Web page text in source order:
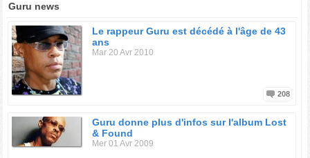
Guru news
Le rappeur Guru est décédé à l'âge de 43
ans
Mar 20 Avr 2010
208
Guru donne plus d'infos sur l'album Lost
& Found
Mer 01 Avr 2009